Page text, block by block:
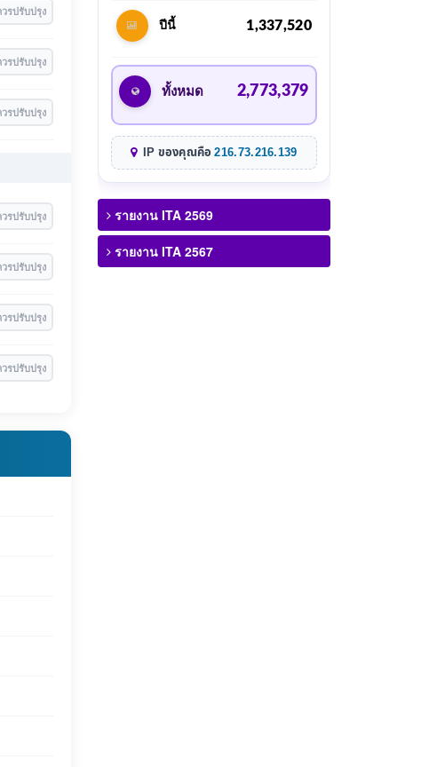
วรปรับปรุง
วรปรับปรุง
วรปรับปรุง
วรปรับปรุง
วรปรับปรุง
วรปรับปรุง
วรปรับปรุง
ปีนี้ 1,337,520
ทั้งหมด 2,773,379
IP ของคุณคือ216.73.216.139
รายงาน ITA 2569
รายงาน ITA 2567